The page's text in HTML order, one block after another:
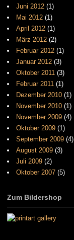
Juni 2012 (1)
Mai 2012 (1)
April 2012 (1)
März 2012 (2)
Februar 2012 (1)
Januar 2012 (3)
Oktober 2011 (3)
Februar 2011 (1)
Dezember 2010 (1)
November 2010 (1)
November 2009 (4)
Oktober 2009 (1)
September 2009 (4)
August 2009 (3)
Juli 2009 (2)
Oktober 2007 (5)
Zum Bildershop